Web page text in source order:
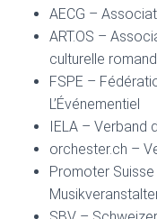
AECG –
ART.OS –
culturelle
FSPE –
L’Événementiel
IELA – Verband
orchester.ch –
Promoter